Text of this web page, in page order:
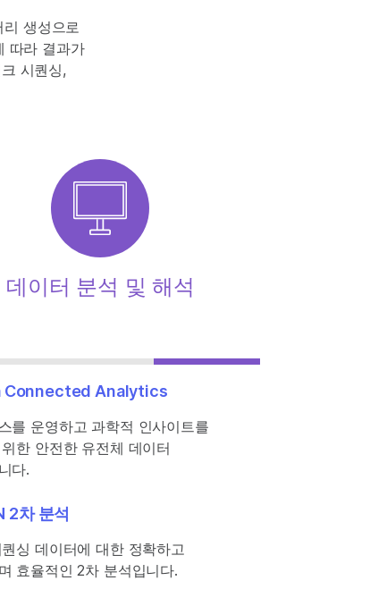
생성으로
따라 결과가
시퀀싱,
데이터 분석 및 해석
Connected Analytics
를 운영하고 과학적 인사이트를
한 안전한 유전체 데이터
다.
2차 분석
싱 데이터에 대한 정확하고
효율적인 2차 분석입니다.